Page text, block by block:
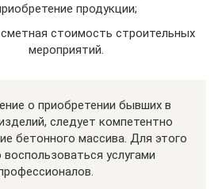
продукции;
стоимость строительных
мероприятий.
о приобретении бывших в
следует компетентно
бетонного массива. Для этого
услугами